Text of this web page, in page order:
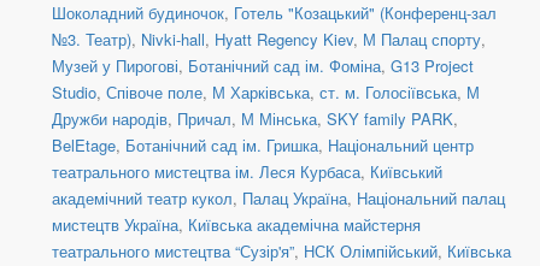
Шоколадний будиночок, Готель "Козацький" (Конференц-зал
№3. Театр), Nivki-hall, Hyatt Regency Kiev, М Палац спорту,
Музей у Пирогові, Ботанічний сад ім. Фоміна, G13 Project
Studio, Співоче поле, М Харківська, ст. м. Голосіївська, М
Дружби народів, Причал, М Мінська, SKY family PARK,
BelEtage, Ботанічний сад ім. Гришка, Національний центр
театрального мистецтва ім. Леся Курбаса, Київський
академічний театр кукол, Палац Україна, Національний палац
мистецтв Україна, Київська академічна майстерня
театрального мистецтва “Сузір'я”, НСК Олімпійський, Київська